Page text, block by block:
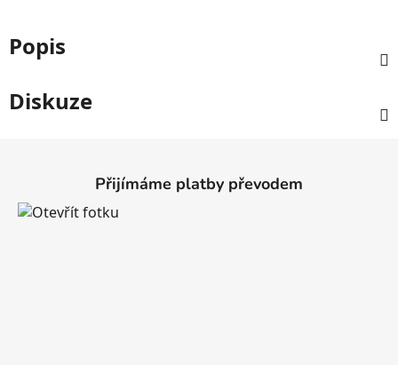
Popis
Diskuze
Přijímáme platby převodem